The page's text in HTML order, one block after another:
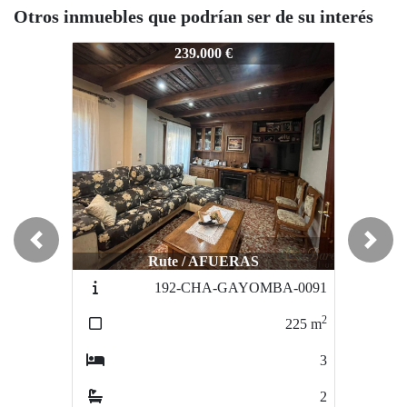
Otros inmuebles que podrían ser de su interés
194-CA-JUANCABALLERO-0089
239.000 €
Rute / AFUERAS
192-CHA-GAYOMBA-0091
194-CA-JUANCABALLERO-0089
168.000 €
Rute / AFUERAS
399-CA-JUANCABALLERO-
Previous Next